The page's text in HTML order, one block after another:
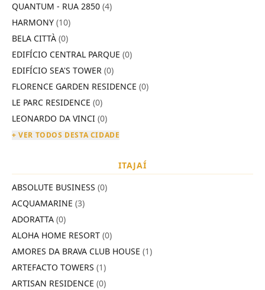
QUANTUM - RUA 2850 (4)
HARMONY (10)
BELA CITTÀ (0)
EDIFÍCIO CENTRAL PARQUE (0)
EDIFÍCIO SEA'S TOWER (0)
FLORENCE GARDEN RESIDENCE (0)
LE PARC RESIDENCE (0)
LEONARDO DA VINCI (0)
+ VER TODOS DESTA CIDADE
ITAJAÍ
ABSOLUTE BUSINESS (0)
ACQUAMARINE (3)
ADORATTA (0)
ALOHA HOME RESORT (0)
AMORES DA BRAVA CLUB HOUSE (1)
ARTEFACTO TOWERS (1)
ARTISAN RESIDENCE (0)